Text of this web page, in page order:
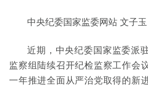
中央纪委国家监委网站 文子玉
近期，中央纪委国家监委派
监察组陆续召开纪检监察工作会
一年推进全面从严治党取得的新